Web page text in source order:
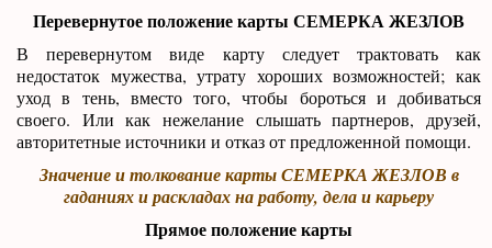
Перевернутое положение карты СЕМЕРКА ЖЕЗЛОВ
В перевернутом виде карту следует трактовать как
недостаток мужества, утрату хороших возможностей; как
уход в тень, вместо того, чтобы бороться и добиваться
своего. Или как нежелание слышать партнеров, друзей,
авторитетные источники и отказ от предложенной помощи.
Значение и толкование карты СЕМЕРКА ЖЕЗЛОВ в
гаданиях и раскладах на работу, дела и карьеру
Прямое положение карты